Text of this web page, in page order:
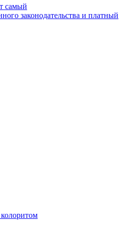
самый
законодательства и платный